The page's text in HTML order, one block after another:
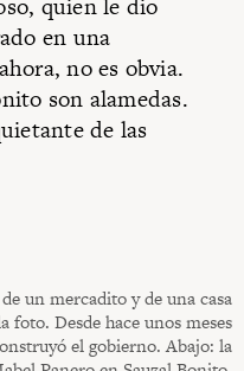
quien le dio
en una
no es obvia.
son alamedas.
de las
un mercadito y de una casa
foto. Desde hace unos meses
el gobierno. Abajo: la